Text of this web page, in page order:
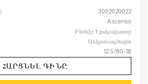
3002020022
Ascenso
Բեռնիչ Էքսկավատոր
Անկյունագծային
12.5/80-18
ՀԱՐՑՆԵԼ ԳԻՆԸ